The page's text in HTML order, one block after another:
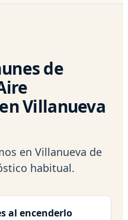
de
Villanueva
en Villanueva de
habitual.
al encenderlo